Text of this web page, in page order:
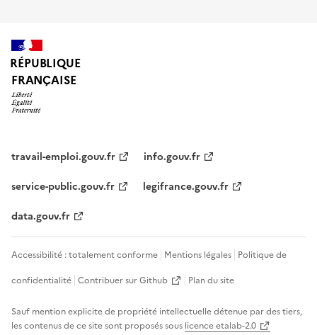
RÉPUBLIQUE
FRANÇAISE
travail-emploi.gouv.fr
info.gouv.fr
service-public.gouv.fr
legifrance.gouv.fr
data.gouv.fr
Accessibilité : totalement conforme Mentions légales Politique de
confidentialité Contribuer sur Github Plan du site
Sauf mention explicite de propriété intellectuelle détenue par des tiers,
les contenus de ce site sont proposés sous licence etalab-2.0